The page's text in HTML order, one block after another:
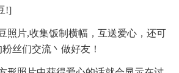
!]
照片,收集饭制横幅，互送爱心，还可
丝们交流丶做好友！